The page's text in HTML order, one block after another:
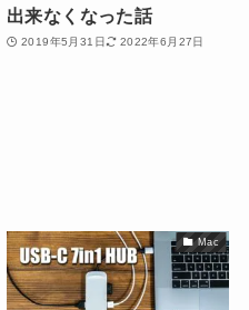
出来なくなった話
2019年5月31日 2022年6月27日
Mac